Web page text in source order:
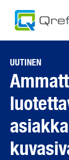
content
UUTINEN